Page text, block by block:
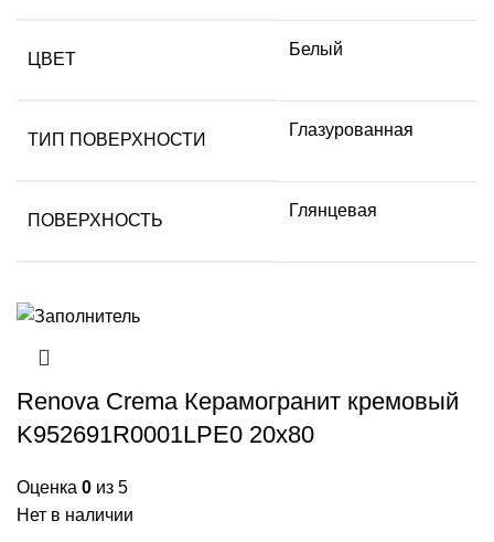
ЦВЕТ
Белый
ТИП ПОВЕРХНОСТИ
Глазурованная
ПОВЕРХНОСТЬ
Глянцевая
Renova Crema Керамогранит кремовый
K952691R0001LPE0 20х80
Оценка 0 из 5
Нет в наличии